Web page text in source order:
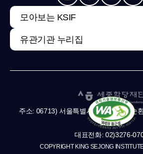
모아보는 KSIF
유관기관 누리집
주소: 06713) 서울특별시 서초구 남부순
11,13층
대표전화: 02)3276-
COPYRIGHT KING SEJONG